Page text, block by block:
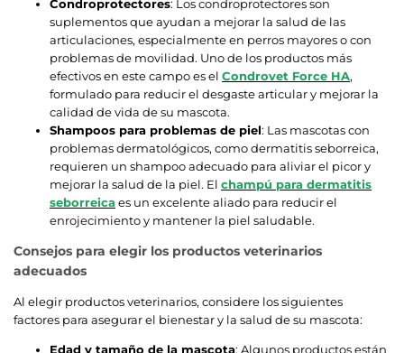
Condroprotectores: Los condroprotectores son
suplementos que ayudan a mejorar la salud de las
articulaciones, especialmente en perros mayores o con
problemas de movilidad. Uno de los productos más
efectivos en este campo es el Condrovet Force HA,
formulado para reducir el desgaste articular y mejorar la
calidad de vida de su mascota.
Shampoos para problemas de piel: Las mascotas con
problemas dermatológicos, como dermatitis seborreica,
requieren un shampoo adecuado para aliviar el picor y
mejorar la salud de la piel. El champú para dermatitis
seborreicaes un excelente aliado para reducir el
enrojecimiento y mantener la piel saludable.
Consejos para elegir los productos veterinarios
adecuados
Al elegir productos veterinarios, considere los siguientes
factores para asegurar el bienestar y la salud de su mascota:
Edad y tamaño de la mascota: Algunos productos están